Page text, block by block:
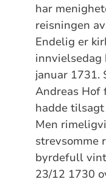
har
reisningen
Endelig er
innvielsedag
januar 1731.
Andreas Hof
hadde
Men
strevsomme
byrdefull
23/12 1730